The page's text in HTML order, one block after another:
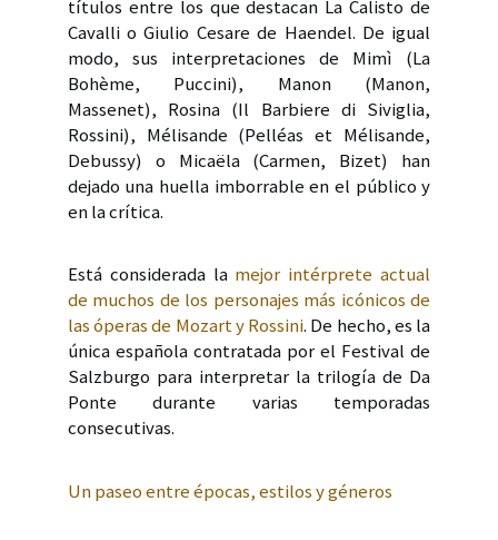
títulos entre los que destacan La Calisto de
Cavalli o Giulio Cesare de Haendel. De igual
modo, sus interpretaciones de Mimì (La
Bohème, Puccini), Manon (Manon,
Massenet), Rosina (Il Barbiere di Siviglia,
Rossini), Mélisande (Pelléas et Mélisande,
Debussy) o Micaëla (Carmen, Bizet) han
dejado una huella imborrable en el público y
en la crítica.
Está considerada la mejor intérprete actual
de muchos de los personajes más icónicos de
las óperas de Mozart y Rossini. De hecho, es la
única española contratada por el Festival de
Salzburgo para interpretar la trilogía de Da
Ponte durante varias temporadas
consecutivas.
Un paseo entre épocas, estilos y géneros